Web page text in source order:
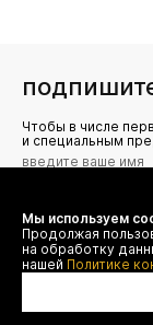
Чтобы в числе
и специальным
Я даю
персональных
рекламных и
Юнайтед', а
Политикой
Мы используем
Продолжая
на обработку
нашей Политике